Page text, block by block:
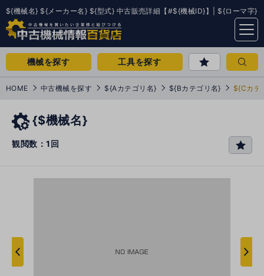
${機械名} ${メーカー名} ${型式} 中古販売詳細【#${機械ID}】| ${ローマ字}
menu
機械を探す 工具を探す
HOME 中古機械を探す ${Aカテゴリ名} ${Bカテゴリ名} ${Cカテ
{$機械名}
観閲数：1回
favo